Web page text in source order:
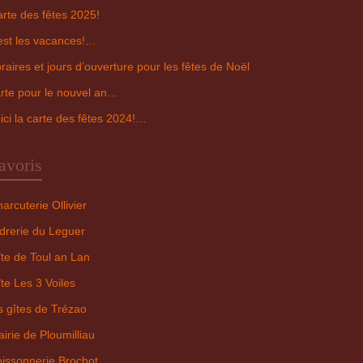
des fêtes 2025!
les vacances!…
et jours d’ouverture pour les fêtes de Noël
pour le nouvel an…
la carte des fêtes 2024!…
Ollivier
du Leguer
de Toul an Lan
Les 3 Voiles
gîtes de Trézao
de Ploumilliau